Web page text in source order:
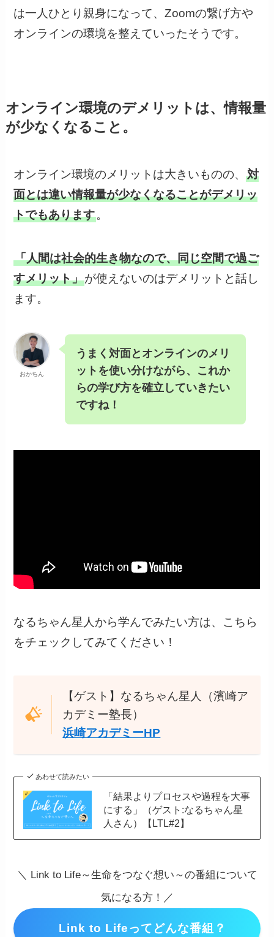
は一人ひとり親身になって、Zoomの繋げ方や
オンラインの環境を整えていったそうです。
オンライン環境のデメリットは、情報量
が少なくなること。
オンライン環境のメリットは大きいものの、対
面とは違い情報量が少なくなることがデメリッ
トでもあります。
「人間は社会的生き物なので、同じ空間で過ご
すメリット」が使えないのはデメリットと話し
ます。
おかちん
うまく対面とオンラインのメリ
ットを使い分けながら、これか
らの学び方を確立していきたい
ですね！
なるちゃん星人から学んでみたい方は、こちら
をチェックしてみてください！
【ゲスト】なるちゃん星人（濱崎ア
カデミー塾長）
浜崎アカデミーHP
あわせて読みたい
「結果よりプロセスや過程を大事
にする」（ゲスト:なるちゃん星
人さん）【LTL#2】
＼ Link to Life～生命をつなぐ想い～の番組について
気になる方！／
Link to Lifeってどんな番組？